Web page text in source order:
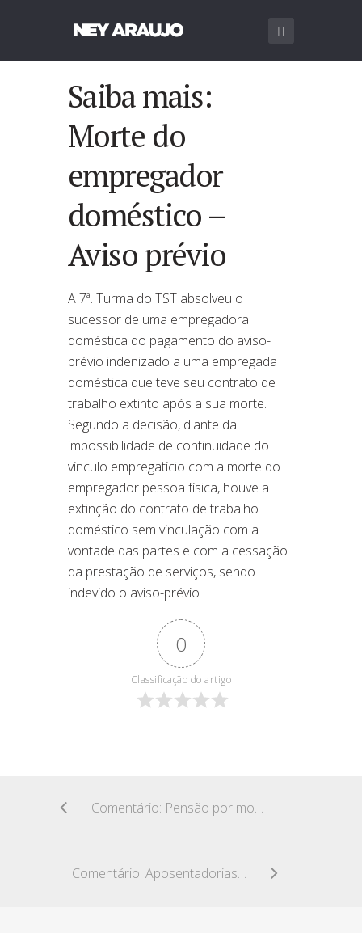
Saiba mais:
Morte do
empregador
doméstico –
Aviso prévio
A 7ª. Turma do TST absolveu o
sucessor de uma empregadora
doméstica do pagamento do aviso-
prévio indenizado a uma empregada
doméstica que teve seu contrato de
trabalho extinto após a sua morte.
Segundo a decisão, diante da
impossibilidade de continuidade do
vínculo empregatício com a morte do
empregador pessoa física, houve a
extinção do contrato de trabalho
doméstico sem vinculação com a
vontade das partes e com a cessação
da prestação de serviços, sendo
indevido o aviso-prévio
0
Classificação do artigo
Comentário: Pensão por morte para maior interditada
Comentário: Aposentadorias frente às novas formas de trabalho